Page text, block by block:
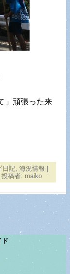
」頑張った来
日記, 海況情報
投稿者: maiko
ド